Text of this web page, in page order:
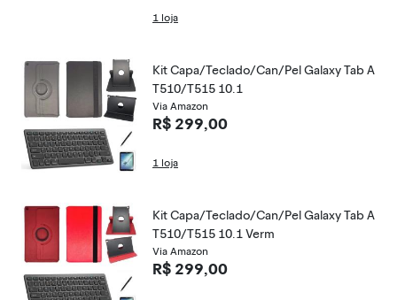
1 loja
Kit Capa/Teclado/Can/Pel Galaxy Tab A
T510/T515 10.1
Via Amazon
R$ 299,00
1 loja
Kit Capa/Teclado/Can/Pel Galaxy Tab A
T510/T515 10.1 Verm
Via Amazon
R$ 299,00